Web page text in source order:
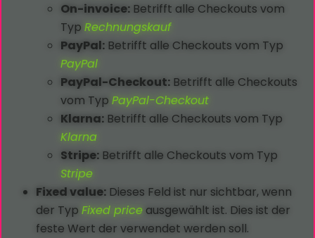
On-invoice: Betrifft alle Checkouts vom
TypRechnungskauf
PayPal: Betrifft alle Checkouts vom Typ
PayPal
PayPal-Checkout: Betrifft alle Checkouts
vom TypPayPal-Checkout
Klarna: Betrifft alle Checkouts vom Typ
Klarna
Stripe: Betrifft alle Checkouts vom Typ
Stripe
Fixed value: Dieses Feld ist nur sichtbar, wenn
der TypFixed price ausgewählt ist. Dies ist der
feste Wert der verwendet werden soll.